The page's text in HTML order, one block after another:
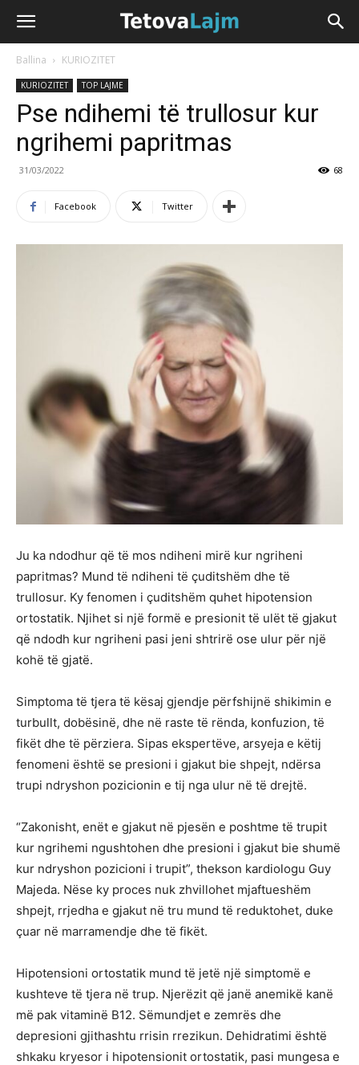
Ballina KURIOZITET
KURIOZITET TOP LAJME
Pse ndihemi të trullosur kur
ngrihemi papritmas
31/03/2022 68
Facebook Twitter
Ju ka ndodhur që të mos ndiheni mirë kur ngriheni
papritmas? Mund të ndiheni të çuditshëm dhe të
trullosur. Ky fenomen i çuditshëm quhet hipotension
ortostatik. Njihet si një formë e presionit të ulët të gjakut
që ndodh kur ngriheni pasi jeni shtrirë ose ulur për një
kohë të gjatë.
Simptoma të tjera të kësaj gjendje përfshijnë shikimin e
turbullt, dobësinë, dhe në raste të rënda, konfuzion, të
fikët dhe të përziera. Sipas ekspertëve, arsyeja e këtij
fenomeni është se presioni i gjakut bie shpejt, ndërsa
trupi ndryshon pozicionin e tij nga ulur në të drejtë.
“Zakonisht, enët e gjakut në pjesën e poshtme të trupit
kur ngrihemi ngushtohen dhe presioni i gjakut bie shumë
kur ndryshon pozicioni i trupit”, thekson kardiologu Guy
Majeda. Nëse ky proces nuk zhvillohet mjaftueshëm
shpejt, rrjedha e gjakut në tru mund të reduktohet, duke
çuar në marramendje dhe të fikët.
Hipotensioni ortostatik mund të jetë një simptomë e
kushteve të tjera në trup. Njerëzit që janë anemikë kanë
më pak vitaminë B12. Sëmundjet e zemrës dhe
depresioni gjithashtu rrisin rrezikun. Dehidratimi është
shkaku kryesor i hipotensionit ortostatik, pasi mungesa e